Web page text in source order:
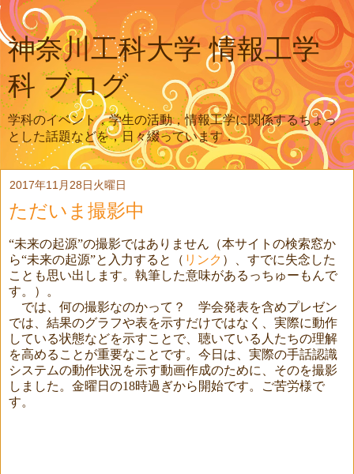
神奈川工科大学 情報工学
科 ブログ
学科のイベント，学生の活動，情報工学に関係するちょっ
とした話題などを，日々綴っています．
2017年11月28日火曜日
ただいま撮影中
“未来の起源”の撮影ではありません（本サイトの検索窓か
ら“未来の起源”と入力すると（ リンク ）、すでに失念した
ことも思い出します。執筆した意味があるっちゅーもんで
す。）。
では、何の撮影なのかって？ 学会発表を含めプレゼン
では、結果のグラフや表を示すだけではなく、実際に動作
している状態などを示すことで、聴いている人たちの理解
を高めることが重要なことです。今日は、実際の手話認識
システムの動作状況を示す動画作成のために、そのを撮影
しました。金曜日の18時過ぎから開始です。ご苦労様で
す。